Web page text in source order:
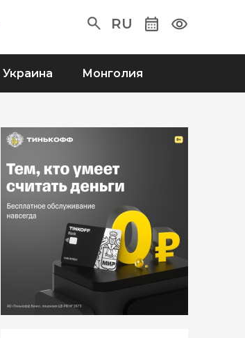
RU
Украина Монголия